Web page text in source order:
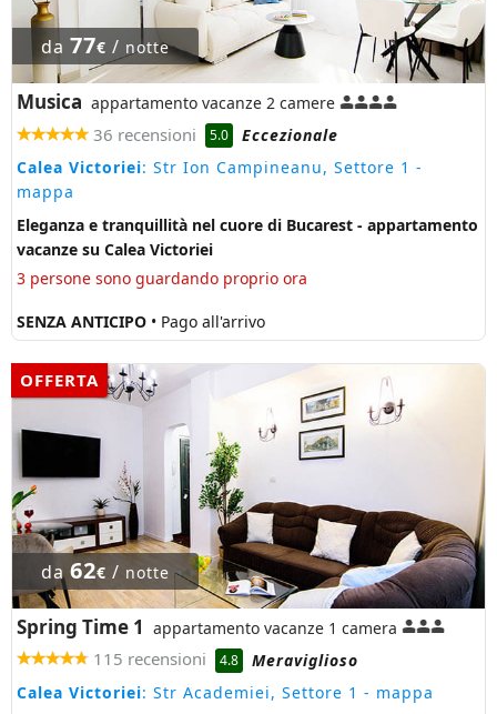
da 77€ / notte
Musica appartamento vacanze 2 camere
36 recensioni 5.0
Eccezionale
Calea Victoriei: Str Ion Campineanu, Settore 1 -
mappa
Eleganza e tranquillità nel cuore di Bucarest - appartamento
vacanze su Calea Victoriei
3 persone sono guardando proprio ora
SENZA ANTICIPO • Pago all'arrivo
OFFERTA
da 62€ / notte
Spring Time 1 appartamento vacanze 1 camera
115 recensioni 4.8
Meraviglioso
Calea Victoriei: Str Academiei, Settore 1 - mappa